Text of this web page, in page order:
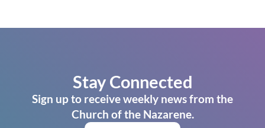
Stay Connected
Sign up to receive weekly news from the
Church of the Nazarene.